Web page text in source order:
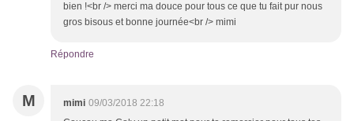
bien !<br /> merci ma douce pour tous ce que tu fait pur nous
gros bisous et bonne journée<br /> mimi
Répondre
M mimi 09/03/2018 22:18